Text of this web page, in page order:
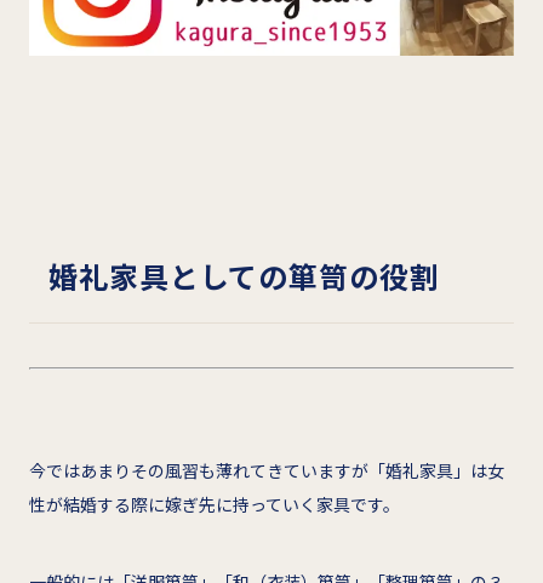
婚礼家具としての箪笥の役割
今ではあまりその風習も薄れてきていますが「婚礼家具」は女
性が結婚する際に嫁ぎ先に持っていく家具です。